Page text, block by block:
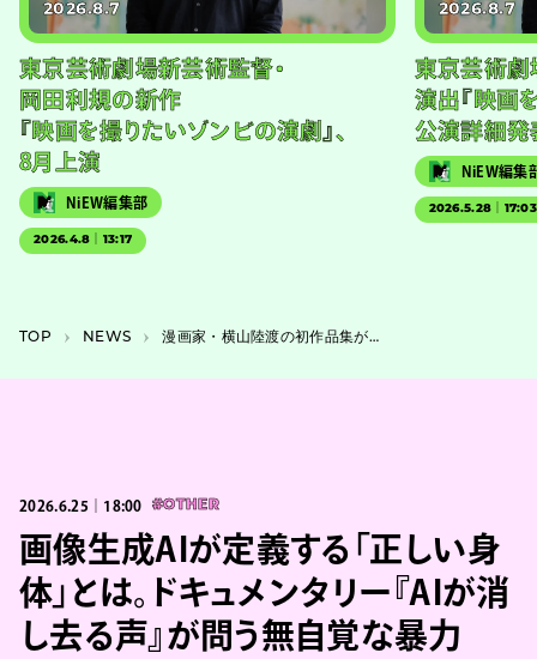
2026.8.7
東京芸術劇場新芸術監督・
岡田利規の新作
『映画を撮りたいゾンビの演劇』、
8月上演
NiEW編集部
2026.4.8｜13:17
2026.8.7
東京芸術劇
演出『映画
公演詳細発
NiEW編集
2026.5.28｜17:03
TOP NEWS 漫画家・横山陸渡の初作品集が刊行決定、漫画編集部「よすみ」初の単巻コミックス
2026.6.25｜18:00 #OTHER
画像生成AIが定義する「正しい身
体」とは。ドキュメンタリー『AIが消
し去る声』が問う無自覚な暴力